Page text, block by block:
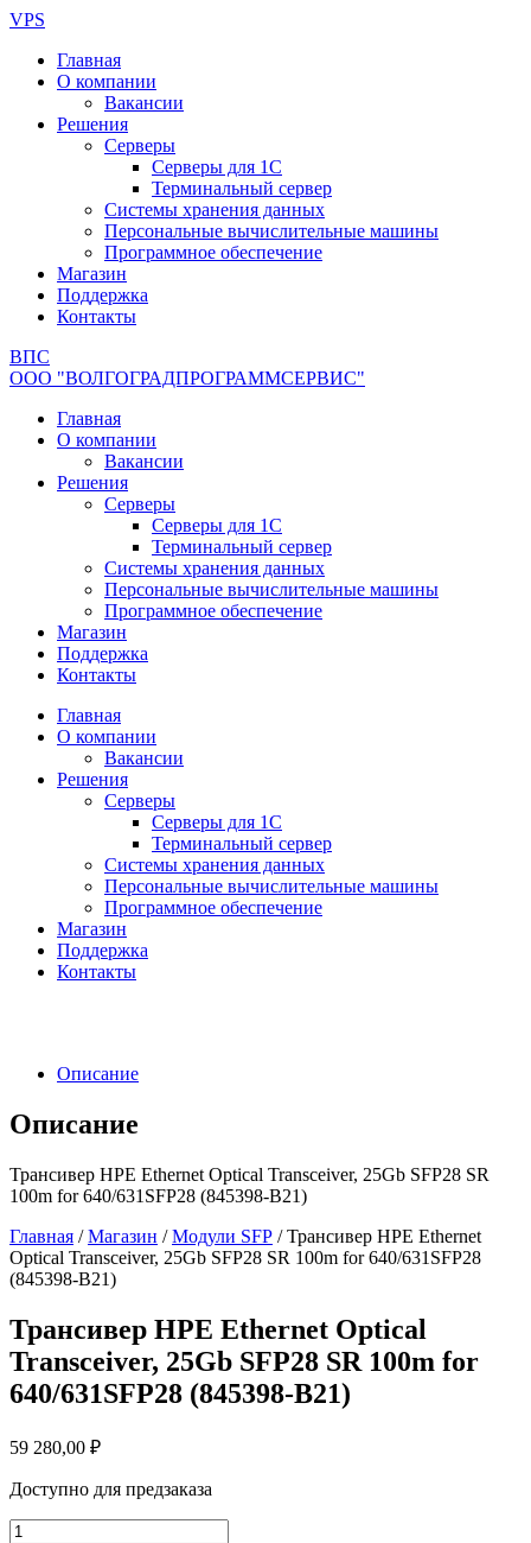
Перейти
содержимому
VPS
Главная
О компании
Вакансии
Решения
Серверы
Серверы для 1С
Терминальный сервер
Системы хранения данных
Персональные вычислительные машины
Программное обеспечение
Магазин
Поддержка
Контакты
ВПС
ООО "ВОЛГОГРАДПРОГРАММСЕРВИС"
Главная
О компании
Вакансии
Решения
Серверы
Серверы для 1С
Терминальный сервер
Системы хранения данных
Персональные вычислительные машины
Программное обеспечение
Магазин
Поддержка
Контакты
Главная
О компании
Вакансии
Решения
Серверы
Серверы для 1С
Терминальный сервер
Системы хранения данных
Персональные вычислительные машины
Программное обеспечение
Магазин
Поддержка
Контакты
Описание
Описание
Трансивер HPE Ethernet Optical Transceiver, 25Gb SFP28 SR
100m for 640/631SFP28 (845398-B21)
Главная /Магазин /Модули SFP / Трансивер HPE Ethernet
Optical Transceiver, 25Gb SFP28 SR 100m for 640/631SFP28
(845398-B21)
Трансивер HPE Ethernet Optical
Transceiver, 25Gb SFP28 SR 100m for
640/631SFP28 (845398-B21)
59 280,00 ₽
Доступно для предзаказа
Количество